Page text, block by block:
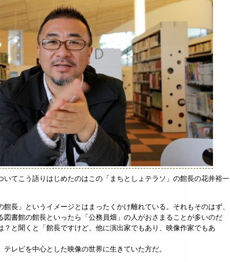
いてこう語りはじめたのはこの「まちとしょテラソ」の館長の花井裕一
長」というイメージとはまったくかけ離れている。それもそのはず、
図書館の館長といったら「公務員畑」の人がおさまることが多いのだ
？と聞くと「館長ですけど、他に演出家でもあり、映像作家でもあ
レビを中心とした映像の世界に生きていた方だ。